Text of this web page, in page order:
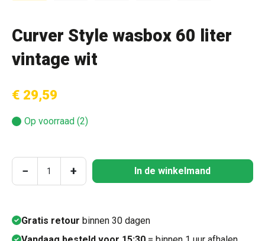
Curver Style wasbox 60 liter
vintage wit
€ 29,59
Op voorraad (2)
Producthoeveelheid: Voer de gewenste
− + In de winkelmand
Gratis retour binnen 30 dagen